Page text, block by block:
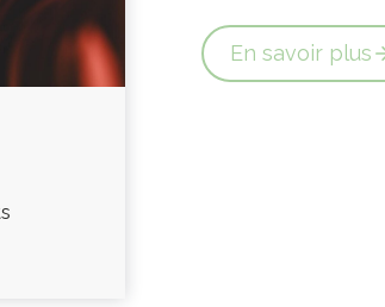
En savoir plus